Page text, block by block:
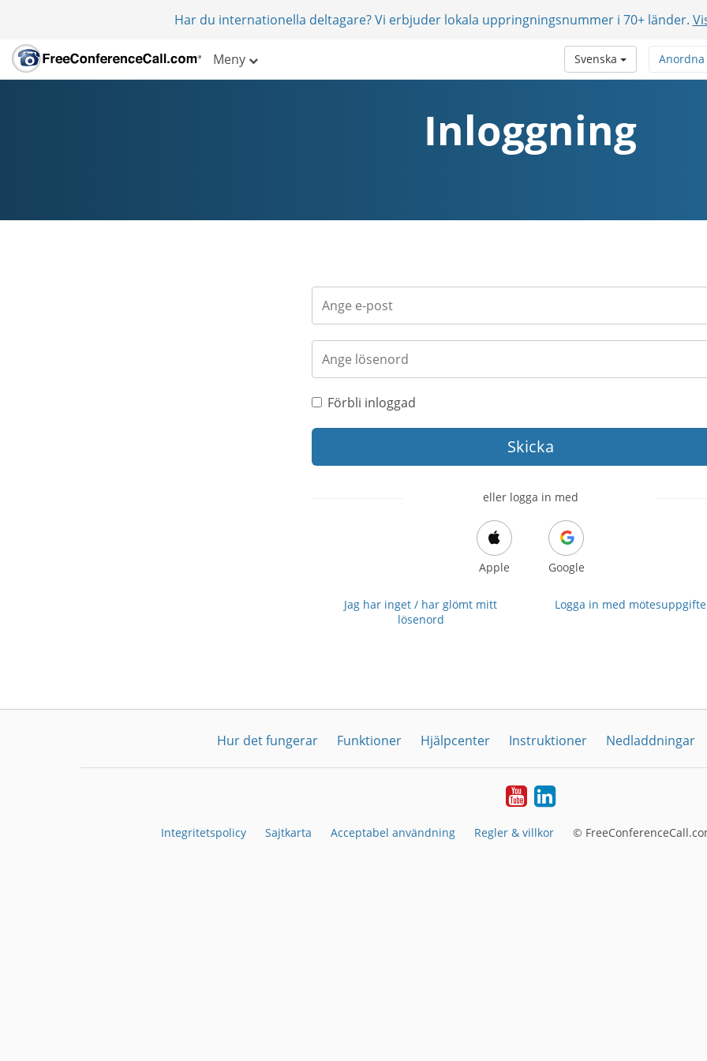
Har du internationella deltagare? Vi erbjuder lokala uppringningsnummer i 70+ länder.
Meny Anordna
Svenska
Inloggning
Förbli inloggad
Skicka
eller logga in med
Apple Google
Jag har inget / har glömt mitt
lösenord
Logga in med
Hur det fungerar Funktioner Hjälpcenter Instruktioner Nedladdningar
YouTubeLinkedIn
Integritetspolicy Sajtkarta Acceptabel användning Regler & villkor ©